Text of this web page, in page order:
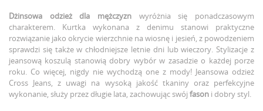
Dżinsowa odzież dla mężczyzn wyróżnia się ponadczasowym
charakterem. Kurtka wykonana z denimu stanowi praktyczne
rozwiązanie jako okrycie wierzchnie na wiosnę i jesień, z powodzeniem
sprawdzi się także w chłodniejsze letnie dni lub wieczory. Stylizacje z
jeansową koszulą stanowią dobry wybór w zasadzie o każdej porze
roku. Co więcej, nigdy nie wychodzą one z mody! Jeansowa odzież
Cross Jeans, z uwagi na wysoką jakość tkaniny oraz perfekcyjne
wykonanie, służy przez długie lata, zachowując swój fason i dobry styl.